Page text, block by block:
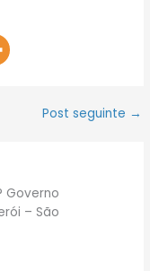
Post seguinte →
Governo
– São